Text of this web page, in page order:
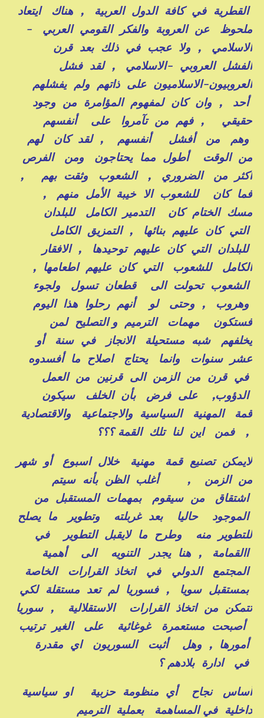
القطرية في كافة الدول العربية , هناك ايتعاد
ملحوظ عن العروبة والفكر القومي العربي -
الاسلامي , ولا عجب في ذلك بعد قرن
الفشل العروبي -الاسلامي , لقد فشل
العروبيون-الاسلاميون على ذاتهم ولم يفشلهم
أحد , وان كان لمفهوم المؤامرة من وجود
حقيقي , فهم من تآمروا على أنفسهم
وهم من أفشل أنفسهم , لقد كان لهم
من الوقت أطول مما يحتاجون ومن الفرص
أكثر من الضروري , الشعوب وثقت بهم ,
فما كان للشعوب الا خيبة الأمل منهم ,
مسك الختام كان التدمير الكامل للبلدان
التي كان عليهم بنائها , التمزيق الكامل
للبلدان التي كان عليهم توحيدها , الافقار
الكامل للشعوب التي كان عليهم اطعامها ,
الشعوب تحولت الى قطعان تسول ولجوء
وهروب , وحتى لو أنهم رحلوا هذا اليوم
فستكون مهمات الترميم و التصليح لمن
يخلفهم شبه مستحيلة الانجاز في سنة أو
عشر سنوات وانما يحتاج اصلاح ما أفسدوه
في قرن من الزمن الى قرنين من العمل
الدؤوب, على فرض بأن الخلف سيكون
قمة المهنية السياسية والاجتماعية والاقتصادية
, فمن اين لنا تلك القمة ؟؟؟
لايمكن تصنيع قمة مهنية خلال اسبوع أو شهر
من الزمن , أغلب الظن بأنه سيتم
اشتقاق من سيقوم بمهمات المستقبل من
الموجود حاليا بعد غربلته وتطوير ما يصلح
للتطوير منه وطرح ما لايقبل التطوير في
االقمامة , هنا يجدر التنويه الى أهمية
المجتمع الدولي في اتخاذ القرارات الخاصة
بمستقبل سويا , فسوريا لم تعد مستقلة لكي
تتمكن من اتخاذ القرارات الاستقلالية , سوريا
أصبحت مستعمرة غوغائية على الغير ترتيب
أمورها , وهل أثبت السوريون اي مقدرة
في ادارة بلادهم ؟
أساس نجاح أي منظومة حزبية او سياسية
داخلية في المساهمة بعملية الترميم